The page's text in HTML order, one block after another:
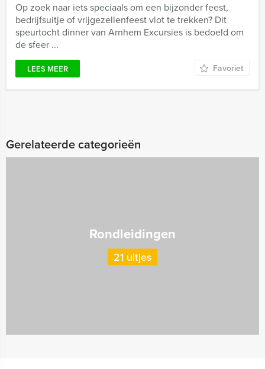
Op zoek naar iets speciaals om een bijzonder feest,
bedrijfsuitje of vrijgezellenfeest vlot te trekken? Dit
speurtocht dinner van Arnhem Excursies is bedoeld om
de sfeer ...
LEES MEER Favoriet
Gerelateerde categorieën
Rondleidingen
21 uitjes